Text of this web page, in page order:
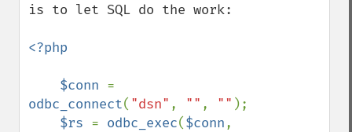
is to let SQL do the work:
<?php
    $conn
odbc_connect( "dsn" , "" , "" );
$rs = odbc_exec($conn